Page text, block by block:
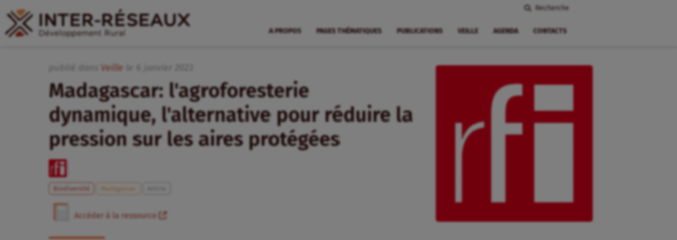
Recherche
A PROPOS PAGES THÉMATIQUES PUBLICATIONS VEILLE AGENDA CONTACTS
Veille
Madagascar: l'agroforesterie
dynamique, l'alternative pour réduire la
pression sur les aires protégées
Biodiversité Madagascar
Accéder à la ressource